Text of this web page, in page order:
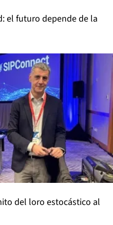
el futuro depende de la
del loro estocástico al